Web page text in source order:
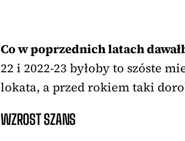
Co w poprzednich latach
22 i 2022-23 byłoby to szóste
lokata, a przed rokiem taki
WZROST SZANS